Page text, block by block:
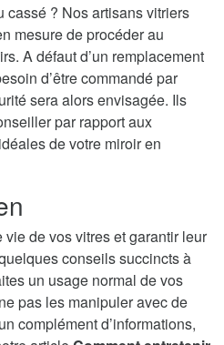
cassé ? Nos artisans vitriers
mesure de procéder au
A défaut d’un remplacement
d’être commandé par
sera alors envisagée. Ils
par rapport aux
de votre miroir en
de vos vitres et garantir leur
conseils succincts à
un usage normal de vos
pas les manipuler avec de
complément d’informations,